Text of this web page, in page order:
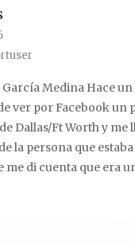
Medina Hace un
ver por Facebook un
Dallas/Ft Worth y me
la persona que
di cuenta que era